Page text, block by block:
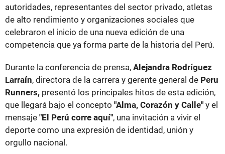
autoridades, representantes del sector privado, atletas
de alto rendimiento y organizaciones sociales que
celebraron el inicio de una nueva edición de una
competencia que ya forma parte de la historia del Perú.
Durante la conferencia de prensa, Alejandra Rodríguez
Larraín, directora de la carrera y gerente general de Peru
Runners, presentó los principales hitos de esta edición,
que llegará bajo el concepto "Alma, Corazón y Calle" y el
mensaje "El Perú corre aquí", una invitación a vivir el
deporte como una expresión de identidad, unión y
orgullo nacional.